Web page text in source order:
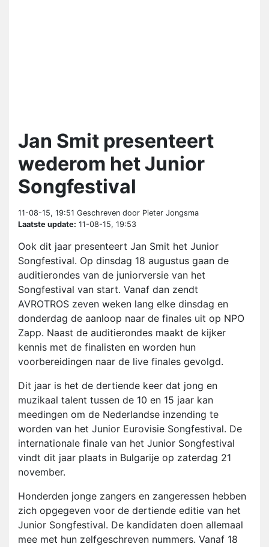
Jan Smit presenteert
wederom het Junior
Songfestival
11-08-15, 19:51 Geschreven door Pieter Jongsma
Laatste update: 11-08-15, 19:53
Ook dit jaar presenteert Jan Smit het Junior
Songfestival. Op dinsdag 18 augustus gaan de
auditierondes van de juniorversie van het
Songfestival van start. Vanaf dan zendt
AVROTROS zeven weken lang elke dinsdag en
donderdag de aanloop naar de finales uit op NPO
Zapp. Naast de auditierondes maakt de kijker
kennis met de finalisten en worden hun
voorbereidingen naar de live finales gevolgd.
Dit jaar is het de dertiende keer dat jong en
muzikaal talent tussen de 10 en 15 jaar kan
meedingen om de Nederlandse inzending te
worden van het Junior Eurovisie Songfestival. De
internationale finale van het Junior Songfestival
vindt dit jaar plaats in Bulgarije op zaterdag 21
november.
Honderden jonge zangers en zangeressen hebben
zich opgegeven voor de dertiende editie van het
Junior Songfestival. De kandidaten doen allemaal
mee met hun zelfgeschreven nummers. Vanaf 18